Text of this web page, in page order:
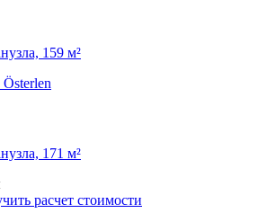
159 м²
171 м²
расчет стоимости